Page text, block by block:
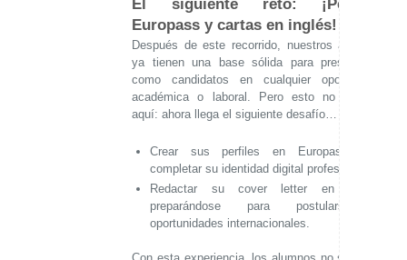
El siguiente reto: ¡Perfiles
Europass y cartas en inglés!
Después de este recorrido, nuestros alumnos
ya tienen una base sólida para presentarse
como candidatos en cualquier oportunidad
académica o laboral. Pero esto no termina
aquí: ahora llega el siguiente desafío…
Crear sus perfiles en Europass para
completar su identidad digital profesional.
Redactar su cover letter en inglés,
preparándose para postularse a
oportunidades internacionales.